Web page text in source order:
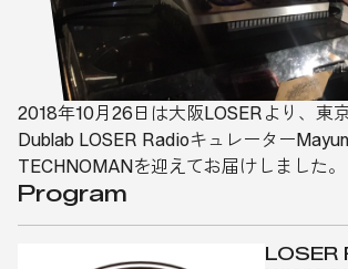
2018年10月26日は大阪LOSERより、東
Dublab LOSER Radioキュレーター
TECHNOMANを迎えてお届けしました。
Program
LOSER